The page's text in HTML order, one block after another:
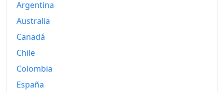
2021
2022
2024
Argentina
Australia
Canadá
Chile
Colombia
España